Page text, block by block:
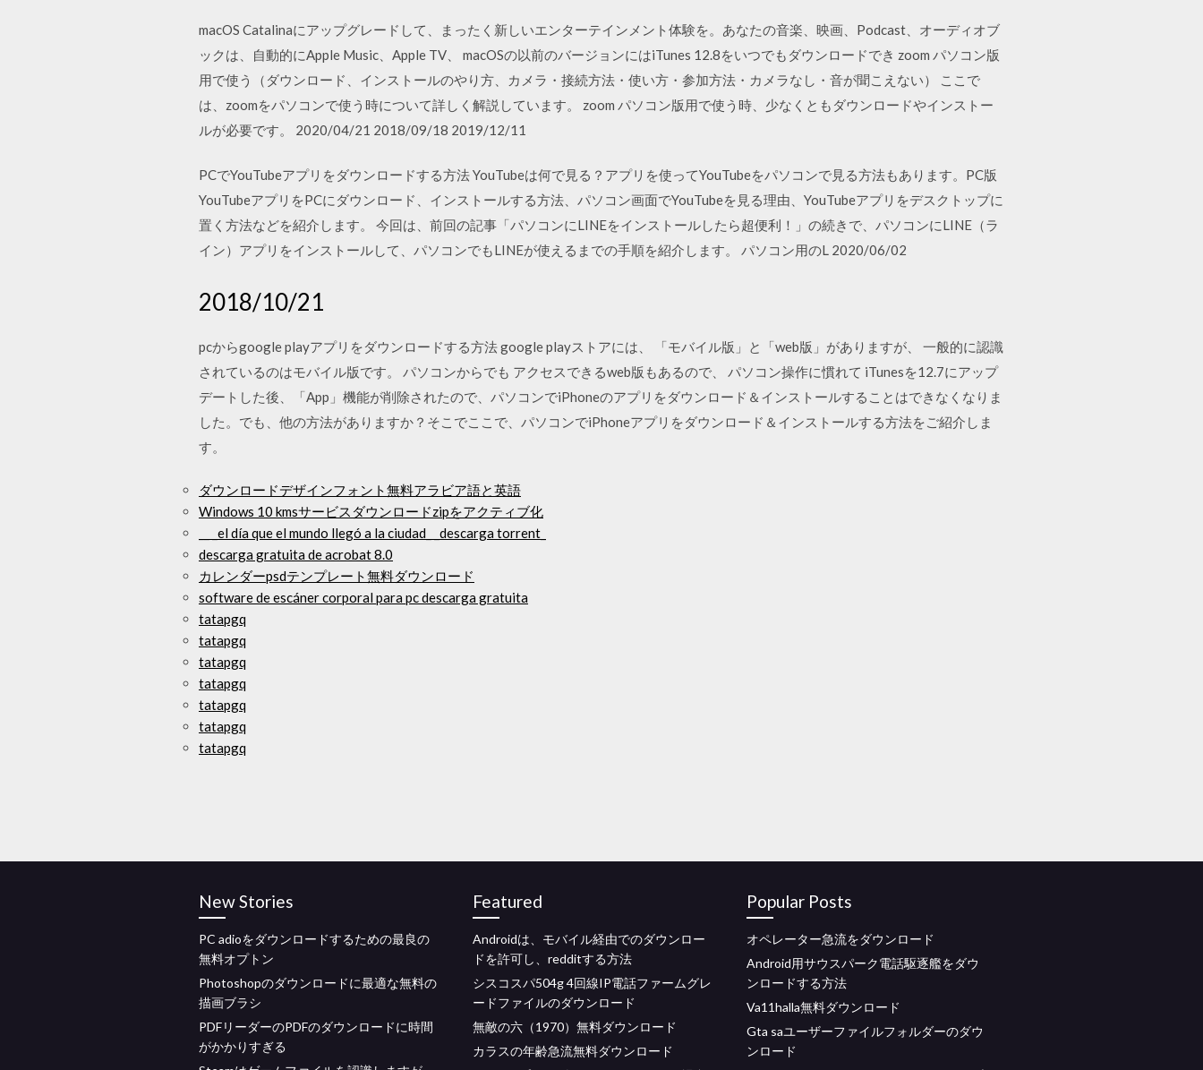
macOS Catalinaにアップグレードして、まったく新しいエンターテインメント体験を。あなたの音楽、映画、Podcast、オーディオブ
ックは、自動的にApple Music、Apple TV、 macOSの以前のバージョンにはiTunes 12.8をいつでもダウンロードでき zoom パソコン版
用で使う（ダウンロード、インストールのやり方、カメラ・接続方法・使い方・参加方法・カメラなし・音が聞こえない） ここで
は、zoomをパソコンで使う時について詳しく解説しています。 zoom パソコン版用で使う時、少なくともダウンロードやインストー
ルが必要です。 2020/04/21 2018/09/18 2019/12/11
PCでYouTubeアプリをダウンロードする方法 YouTubeは何で見る？アプリを使ってYouTubeをパソコンで見る方法もあります。PC版
YouTubeアプリをPCにダウンロード、インストールする方法、パソコン画面でYouTubeを見る理由、YouTubeアプリをデスクトップに
置く方法などを紹介します。 今回は、前回の記事「パソコンにLINEをインストールしたら超便利！」の続きで、パソコンにLINE（ラ
イン）アプリをインストールして、パソコンでもLINEが使えるまでの手順を紹介します。 パソコン用のL 2020/06/02
2018/10/21
pcからgoogle playアプリをダウンロードする方法 google playストアには、 「モバイル版」と「web版」がありますが、 一般的に認識
されているのはモバイル版です。 パソコンからでも アクセスできるweb版もあるので、 パソコン操作に慣れて iTunesを12.7にアップ
デートした後、「App」機能が削除されたので、パソコンでiPhoneのアプリをダウンロード＆インストールすることはできなくなりま
した。でも、他の方法がありますか？そこでここで、パソコンでiPhoneアプリをダウンロード＆インストールする方法をご紹介しま
す。
ダウンロードデザインフォント無料アラビア語と英語
Windows 10 kmsサービスダウンロードzipをアクティブ化
__ _el día que el mundo llegó a la ciudad_ _descarga torrent_
descarga gratuita de acrobat 8.0
カレンダーpsdテンプレート無料ダウンロード
software de escáner corporal para pc descarga gratuita
tatapgq
tatapgq
tatapgq
tatapgq
tatapgq
tatapgq
tatapgq
New Stories
PC adioをダウンロードするための最良の
無料オプトン
Photoshopのダウンロードに最適な無料の
描画ブラシ
PDFリーダーのPDFのダウンロードに時間
がかかりすぎる
Featured
Androidは、モバイル経由でのダウンロー
ドを許可し、redditする方法
シスコスパ504g 4回線IP電話ファームグレ
ードファイルのダウンロード
無敵の六（1970）無料ダウンロード
カラスの年齢急流無料ダウンロード
Popular Posts
オペレーター急流をダウンロード
Android用サウスパーク電話駆逐艦をダウ
ンロードする方法
Va11halla無料ダウンロード
Gta saユーザーファイルフォルダーのダウ
ンロード